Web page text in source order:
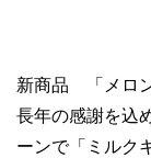
新商品 「メロ
長年の感謝を込
ーンで「ミルク